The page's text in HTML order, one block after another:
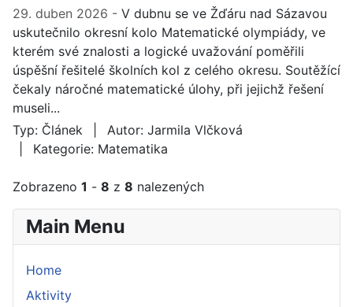
29. duben 2026
V dubnu se ve Žďáru nad Sázavou
uskutečnilo okresní kolo Matematické olympiády, ve
kterém své znalosti a logické uvažování poměřili
úspěšní řešitelé školních kol z celého okresu. Soutěžící
čekaly náročné matematické úlohy, při jejichž řešení
museli...
Typ: Článek Autor: Jarmila Vlčková
Kategorie: Matematika
Zobrazeno 1 - 8 z 8 nalezených
Main Menu
Home
Aktivity